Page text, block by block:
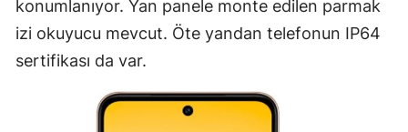
konumlanıyor. Yan panele monte edilen parmak
izi okuyucu mevcut. Öte yandan telefonun IP64
sertifikası da var.